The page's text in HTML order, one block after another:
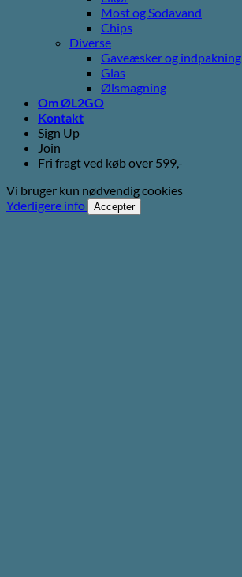
Most og Sodavand
Chips
Diverse
Gaveæsker og indpakning
Glas
Ølsmagning
Om ØL2GO
Kontakt
Sign Up
Join
Fri fragt ved køb over 599,-
Vi bruger kun nødvendig cookies
Yderligere info
Accepter